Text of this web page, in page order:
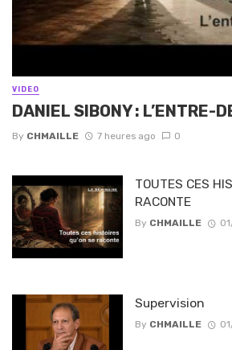
VIDEO
DANIEL SIBONY : L’ENTRE-
By CHMAILLE 7 heures ago 0
TOUTES CES
RACONTE
By CHMAILLE
Supervision
By CHMAILLE